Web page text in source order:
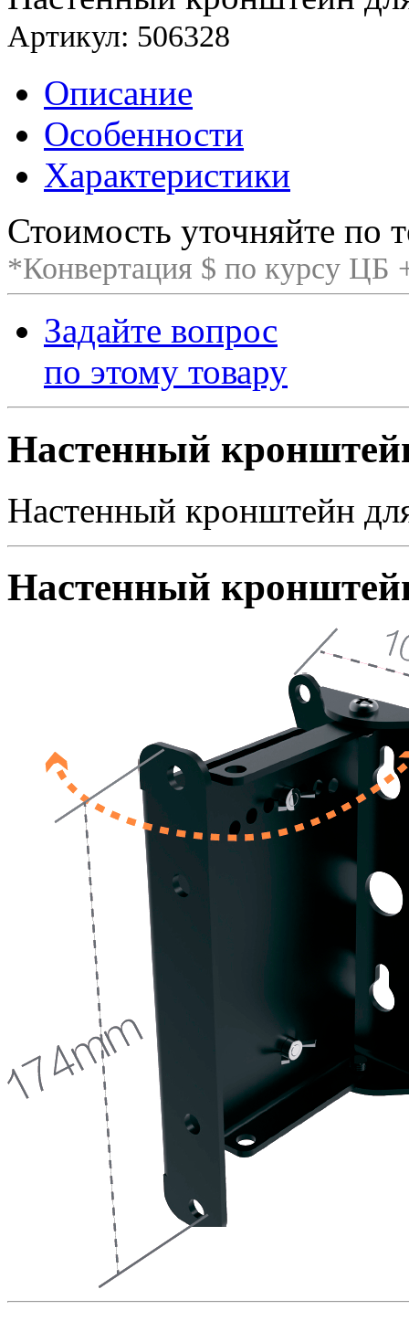
Артикул: 506328
Описание
Особенности
Характеристики
Стоимость уточняйте по
*Конвертация $ по курсу ЦБ
Задайте вопрос
по этому товару
Настенный
Настенный кронштейн
Настенный